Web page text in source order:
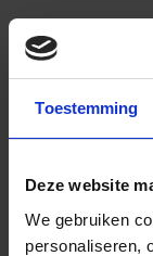
Toestemming
Deze website
We gebruiken
personaliseren,